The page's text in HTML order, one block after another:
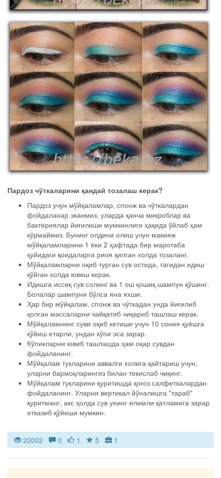
Пардоз чўткаларини қандай тозалаш керак?
Пардоз учун мўйқаламлар, спонж ва чўткалардан
фойдаланар эканмиз, уларда қанча микроблар ва
бактериялар йиғилиши мумкинлиги ҳақида ўйлаб ҳам
кўрмаймиз. Бунинг олдини олиш учун макияж
мўйқаламларини 1 ёки 2 ҳафтада бир маротаба
қуйидаги қоидаларга риоя қилган холда тозаланг.
Мўйқаламларни оқиб турган сув остида, тагидан идиш
қўйган холда ювиш керак.
Идишга иссиқ сув солинг ва 1 ош қошиқ шампун қўшинг.
Болалар шампуни бўлса яна яхши.
Ҳар бир мўйқалам, спонж ва чўткадан унда йиғилиб
қолган массаларни чайқатиб чиқариб ташлаш керак.
Мўйқаламнинг суви оқиб кетиши учун 10 сония қуёшга
қўйиш етарли, ундан кўпи эса зарар.
Кўпикларни ювиб ташлашда ҳам оқар сувдан
фойдаланинг.
Мўйқалам тукларини аввалги холига қайтариш учун,
уларни бармоқларингиз билан текислаб чиқинг.
Мўйқалам тукларини қуритишда қоғоз салфеткалардан
фойдаланинг. Уларни вертикал йўналишга "тараб"
қуритманг, акс ҳолда сув унинг елимли қатламига зарар
етказиб қўйиши мумкин.
22002 0 1 5 1